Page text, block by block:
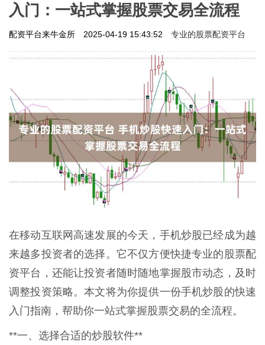
入门：一站式掌握股票交易全流程
配资平台来牛金所 2025-04-19 15:43:52 专业的股票配资平台
在移动互联网高速发展的今天，手机炒股已经成为越
来越多投资者的选择。它不仅方便快捷专业的股票配
资平台，还能让投资者随时随地掌握股市动态，及时
调整投资策略。本文将为你提供一份手机炒股的快速
入门指南，帮助你一站式掌握股票交易的全流程。
**一、选择合适的炒股软件**